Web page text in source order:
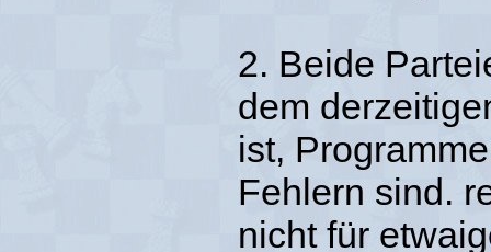
2. Beide
dem
ist,
Fehlern sind.
nicht für